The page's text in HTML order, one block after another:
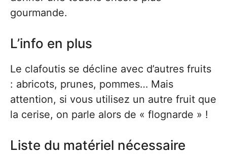
gourmande.
L’info en plus
Le clafoutis se décline avec d’autres fruits
: abricots, prunes, pommes… Mais
attention, si vous utilisez un autre fruit que
la cerise, on parle alors de « flognarde » !
Liste du matériel nécessaire